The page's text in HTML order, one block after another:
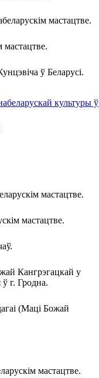
мастацтве.
мастацтве.
ў Беларусі.
культуры ў
мастацтве.
мастацтве.
Кангрэгацкай у
г. Гродна.
(Маці Божай
мастацтве.